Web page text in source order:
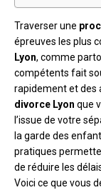
Traverser une
épreuves les plus
Lyon, comme
compétents fait
rapidement et des
divorce Lyon que
l’issue de votre
la garde des
pratiques
de réduire les
Voici ce que vous